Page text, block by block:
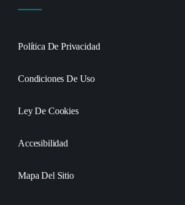
Política De Privacidad
Condiciones De Uso
Ley De Cookies
Accesibilidad
Mapa Del Sitio